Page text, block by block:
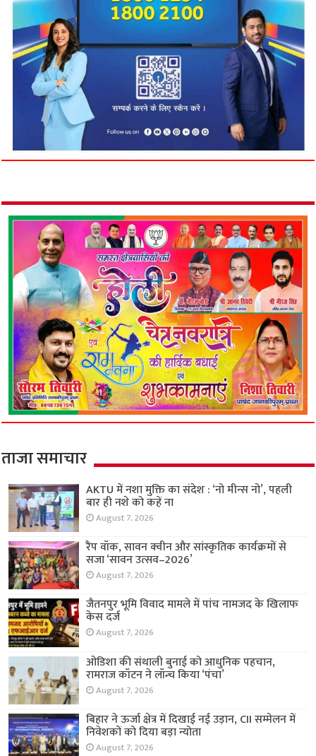
ताजा समाचार
AKTU में नशा मुक्ति का संदेश : ‘नो मीन्स नो’, पहली
बार ही नशे को कहें ना
August 7, 2026
रैंप वॉक, सावन क्वीन और सांस्कृतिक कार्यक्रमों से
सजा ‘सावन उत्सव–2026’
August 7, 2026
जैतनपुर भूमि विवाद मामले में पांच नामजद के खिलाफ
केस दर्ज
August 7, 2026
ओडिशा की संथाली बुनाई को आधुनिक पहचान,
रामराज कॉटन ने लॉन्च किया ‘पंचा’
August 7, 2026
बिहार ने ऊर्जा क्षेत्र में दिखाई नई उड़ान, CII सम्मेलन में
निवेशकों को दिया बड़ा न्योता
August 7, 2026